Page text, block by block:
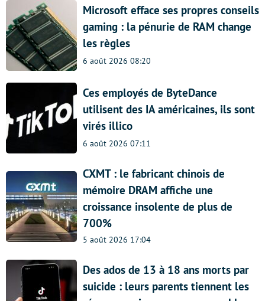
Microsoft efface ses propres conseils
gaming : la pénurie de RAM change
les règles
6 août 2026 08:20
Ces employés de ByteDance
utilisent des IA américaines, ils sont
virés illico
6 août 2026 07:11
CXMT : le fabricant chinois de
mémoire DRAM affiche une
croissance insolente de plus de
700%
5 août 2026 17:04
Des ados de 13 à 18 ans morts par
suicide : leurs parents tiennent les